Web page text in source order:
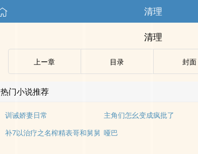
清理
清理
上ー章 目录 封面
热门小说推荐
训诫娇妻日常 主角们怎幺变成疯批了
补7以治疗之名榨精表哥和舅舅 哑巴